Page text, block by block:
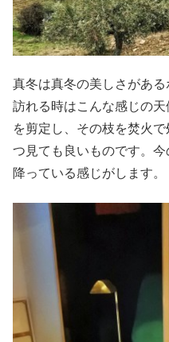
真冬は真冬の美しさがあ
訪れる時はこんな感じの
を剪定し、その枝を焚火
つ見ても良いものです。
降っている感じがします。